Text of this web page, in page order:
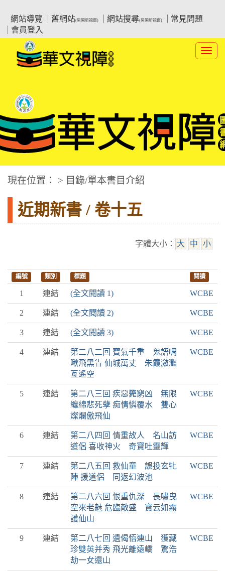
要
網站導覽
舊網站(另開新視窗) 網站搜尋(另開新視窗)
常見問題
會員登入
:::中央區塊
華文視障電子圖書網
現在位置： > 目錄/單本書目介紹
近期新書 / 卷十五
字體大小： 大 中 小
編號 類別 標題 閱讀
1 連結 (全文閱讀 1) WCBE
2 連結 (全文閱讀 2) WCBE
3 連結 (全文閱讀 3) WCBE
4 連結
第二八二回 寶氣千重 鬼語啁
啾飛黑眚 仙城萬丈 朱霞瀲灩
亙遙空
WCBE
5 連結
第二八三回 疾惡斃窮凶 無限
纏綿悲死孽 痴情憐覆水 雙心
燦爛傲飛仙
WCBE
6 連結
第二八四回 情重故人 名山訪
道侶 喜收神火 奇寶吐靈輝
WCBE
7 連結
第二八五回 救仙童 誤投玄牝
陣 援道侶 同返幻波池
WCBE
8 連結
第二八六回 恨重仇深 長嘯曳
空來老魅 危臨敵盛 寶云如霧
護仙山
WCBE
9 連結
第二八七回 遺偈悟連山 獲藏
珍雙英并秀 飛光離遠嶠 驚浩
劫一女還山
WCBE